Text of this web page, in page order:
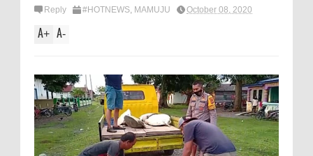
Reply #HOTNEWS, MAMUJU October 08, 2020
A+ A-